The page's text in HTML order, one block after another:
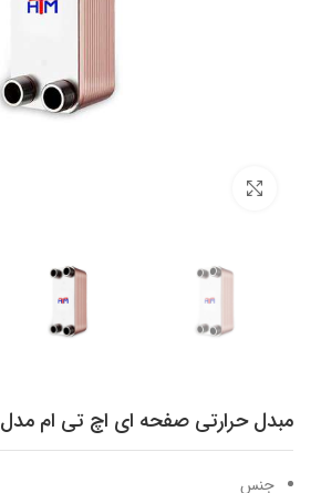
مبدل حرارتی صفحه ای اچ تی ام مدل HTM 600
جنس